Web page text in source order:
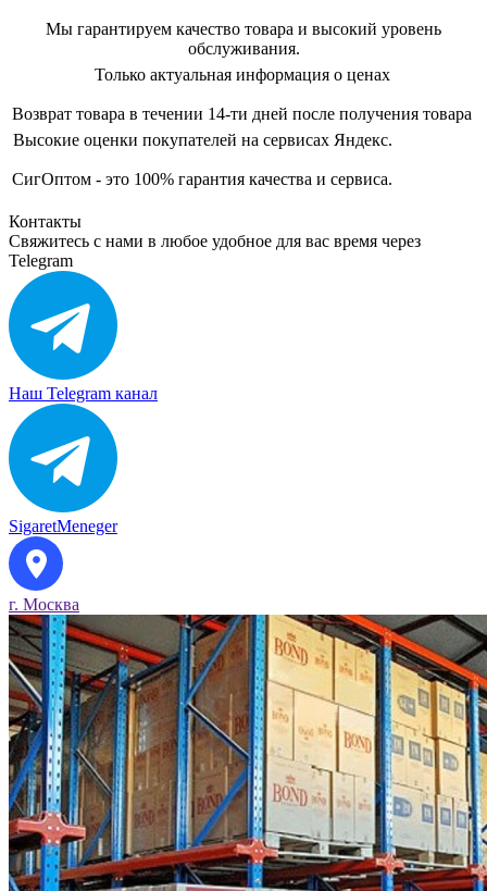
Мы гарантируем качество товара и высокий уровень
обслуживания.
Только актуальная информация о ценах
Возврат товара в течении 14-ти дней после получения товара
Высокие оценки покупателей на сервисах Яндекс.
СигОптом - это 100% гарантия качества и сервиса.
Контакты
Свяжитесь с нами в любое удобное для вас время через
Telegram
Наш Telegram канал
SigaretMeneger
г. Москва